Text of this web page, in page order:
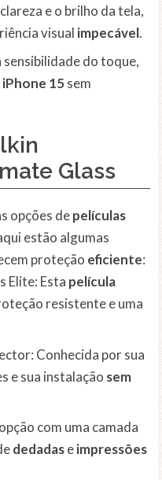
e o brilho da tela,
visual impecável.
do toque,
iPhone 15sem
Glass
opções depelículas
estão algumas
proteção eficiente:
Elite: Esta película
resistente e uma
Conhecida por sua
e sua instalação sem
com uma camada
dedadaseimpressões